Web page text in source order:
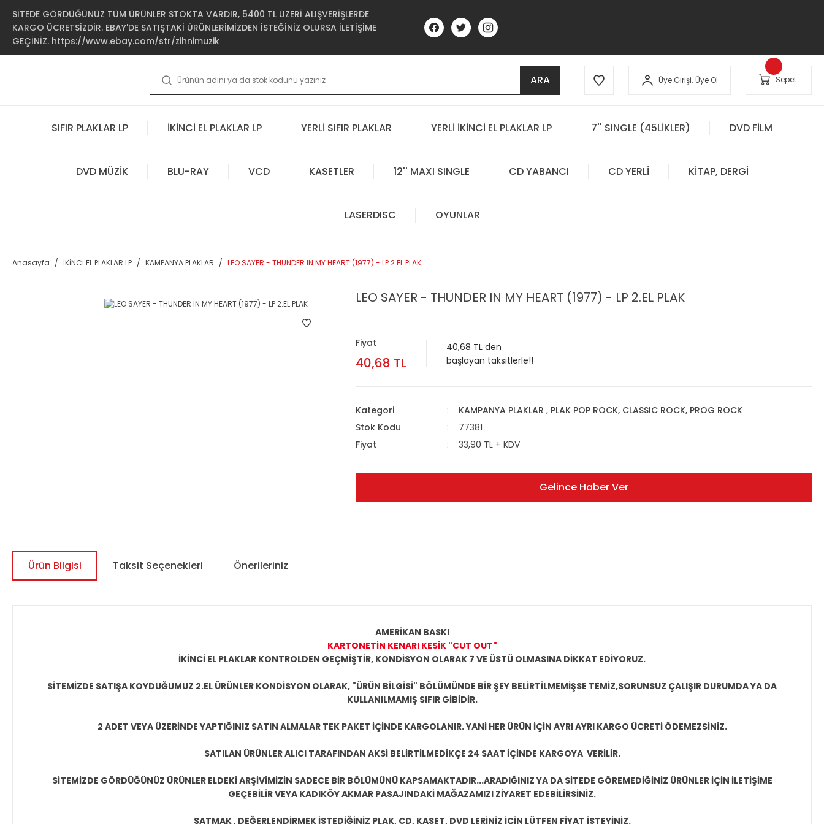
SİTEDE GÖRDÜĞÜNÜZ TÜM ÜRÜNLER STOKTA VARDIR, 5400 TL ÜZERİ ALIŞVERİŞLERDE
KARGO ÜCRETSİZDİR. EBAY'DE SATIŞTAKİ ÜRÜNLERİMİZDEN İSTEĞİNİZ OLURSA İLETİŞİME
GEÇİNİZ. https://www.ebay.com/str/zihnimuzik
ARA Üye Girişi, Üye Ol Sepet
SIFIR PLAKLAR LP İKİNCİ EL PLAKLAR LP YERLİ SIFIR PLAKLAR YERLİ İKİNCİ EL PLAKLAR LP 7'' SINGLE (45LİKLER) DVD FİLM
DVD MÜZİK BLU-RAY VCD KASETLER 12'' MAXI SINGLE CD YABANCI CD YERLİ KİTAP, DERGİ
LASERDISC OYUNLAR
Anasayfa İKİNCİ EL PLAKLAR LP KAMPANYA PLAKLAR LEO SAYER - THUNDER IN MY HEART (1977) - LP 2.EL PLAK
LEO SAYER - THUNDER IN MY HEART (1977) - LP 2.EL PLAK
Fiyat
40,68 TL
40,68 TL den
başlayan taksitlerle!!
Kategori KAMPANYA PLAKLAR , PLAK POP ROCK, CLASSIC ROCK, PROG ROCK
Stok Kodu
77381
Fiyat
33,90 TL + KDV
Gelince Haber Ver
Ürün Bilgisi Taksit Seçenekleri Önerileriniz
AMERİKAN BASKI
KARTONETİN KENARI KESİK "CUT OUT"
İKİNCİ EL PLAKLAR KONTROLDEN GEÇMİŞTİR, KONDİSYON OLARAK 7 VE ÜSTÜ OLMASINA DİKKAT EDİYORUZ.
SİTEMİZDE SATIŞA KOYDUĞUMUZ 2.EL ÜRÜNLER KONDİSYON OLARAK, "ÜRÜN BİLGİSİ" BÖLÜMÜNDE BİR ŞEY BELİRTİLMEMİŞSE TEMİZ,SORUNSUZ ÇALIŞIR DURUMDA YA DA
KULLANILMAMIŞ SIFIR GİBİDİR.
2 ADET VEYA ÜZERİNDE YAPTIĞINIZ SATIN ALMALAR TEK PAKET İÇİNDE KARGOLANIR. YANİ HER ÜRÜN İÇİN AYRI AYRI KARGO ÜCRETİ ÖDEMEZSİNİZ.
SATILAN ÜRÜNLER ALICI TARAFINDAN AKSİ BELİRTİLMEDİKÇE 24 SAAT İÇİNDE KARGOYA VERİLİR.
SİTEMİZDE GÖRDÜĞÜNÜZ ÜRÜNLER ELDEKİ ARŞİVİMİZİN SADECE BİR BÖLÜMÜNÜ KAPSAMAKTADIR...ARADIĞINIZ YA DA SİTEDE GÖREMEDİĞİNİZ ÜRÜNLER İÇİN İLETİŞİME
GEÇEBİLİR VEYA KADIKÖY AKMAR PASAJINDAKİ MAĞAZAMIZI ZİYARET EDEBİLİRSİNİZ.
SATMAK , DEĞERLENDİRMEK İSTEDİĞİNİZ PLAK, CD, KASET, DVD LERİNİZ İÇİN LÜTFEN FİYAT İSTEYİNİZ.